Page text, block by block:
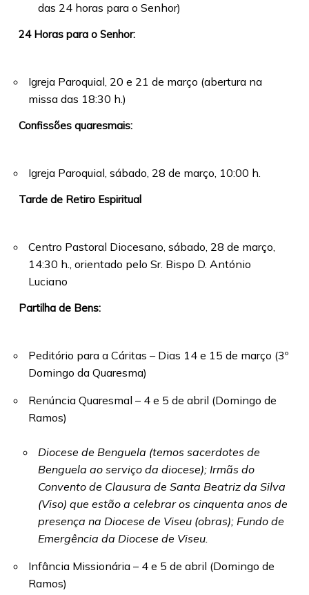
das 24 horas para o Senhor)
24 Horas para o Senhor:
Igreja Paroquial, 20 e 21 de março (abertura na
missa das 18:30 h.)
Confissões quaresmais:
Igreja Paroquial, sábado, 28 de março, 10:00 h.
Tarde de Retiro Espiritual
Centro Pastoral Diocesano, sábado, 28 de março,
14:30 h., orientado pelo Sr. Bispo D. António
Luciano
Partilha de Bens:
Peditório para a Cáritas – Dias 14 e 15 de março (3º
Domingo da Quaresma)
Renúncia Quaresmal – 4 e 5 de abril (Domingo de
Ramos)
Diocese de Benguela (temos sacerdotes de
Benguela ao serviço da diocese); Irmãs do
Convento de Clausura de Santa Beatriz da Silva
(Viso) que estão a celebrar os cinquenta anos de
presença na Diocese de Viseu (obras); Fundo de
Emergência da Diocese de Viseu.
Infância Missionária – 4 e 5 de abril (Domingo de
Ramos)